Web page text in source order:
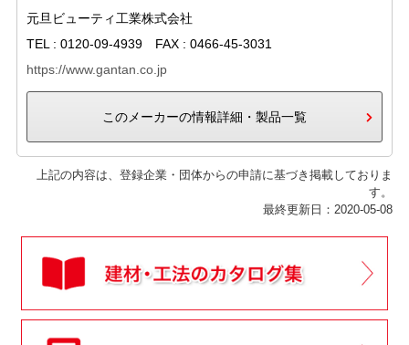
元旦ビューティ工業株式会社
TEL : 0120-09-4939 FAX : 0466-45-3031
https://www.gantan.co.jp
このメーカーの情報詳細・製品一覧
上記の内容は、登録企業・団体からの申請に基づき掲載しておりま
す。
最終更新日：2020-05-08